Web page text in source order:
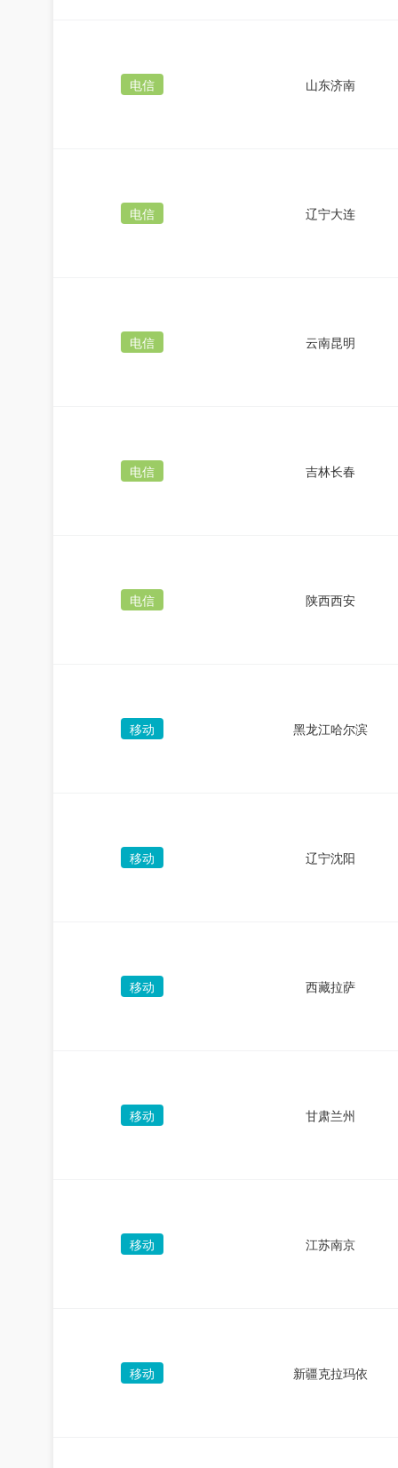
电信 山东济南
电信 辽宁大连
电信 云南昆明
电信 吉林长春
电信 陕西西安
移动 黑龙江哈尔滨
移动 辽宁沈阳
移动 西藏拉萨
移动 甘肃兰州
移动 江苏南京
移动 新疆克拉玛依